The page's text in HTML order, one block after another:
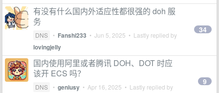
有没有什么国内外适应性都很强的 doh 服
务
DNS • Fanshi233 • Jun 5, 2025 • Lastly replied by
lovingjelly
34
国内使用阿里或者腾讯 DOH、DOT 时应
该开 ECS 吗？
DNS • geniusy • Apr 16, 2025 • Lastly replied by
9